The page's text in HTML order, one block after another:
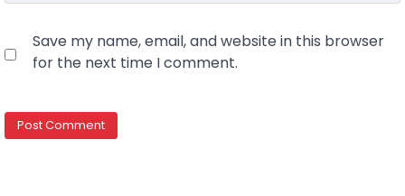
Save my name, email, and website in this browser
for the next time I comment.